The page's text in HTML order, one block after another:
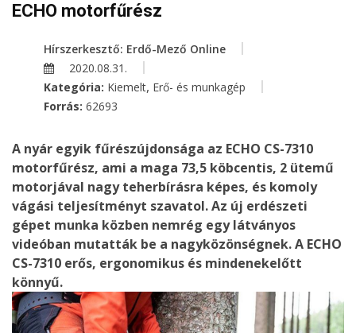
ECHO motorfűrész
Hírszerkesztő: Erdő-Mező Online
2020.08.31.
Kategória: Kiemelt, Erő- és munkagép
Forrás: 62693
A nyár egyik fűrészújdonsága az ECHO CS-7310
motorfűrész, ami a maga 73,5 köbcentis, 2 ütemű
motorjával nagy teherbírásra képes, és komoly
vágási teljesítményt szavatol. Az új erdészeti
gépet munka közben nemrég egy látványos
videóban mutatták be a nagyközönségnek. A ECHO
CS-7310 erős, ergonomikus és mindenekelőtt
könnyű.